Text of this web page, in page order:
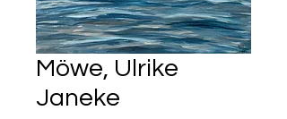
Möwe, Ulrike
Janeke